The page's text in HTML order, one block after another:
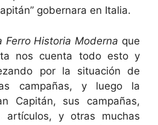
gobernara en Italia.
Ferro Historia Moderna que
nos cuenta todo esto y
por la situación de
campañas, y luego la
Capitán, sus campañas,
artículos, y otras muchas